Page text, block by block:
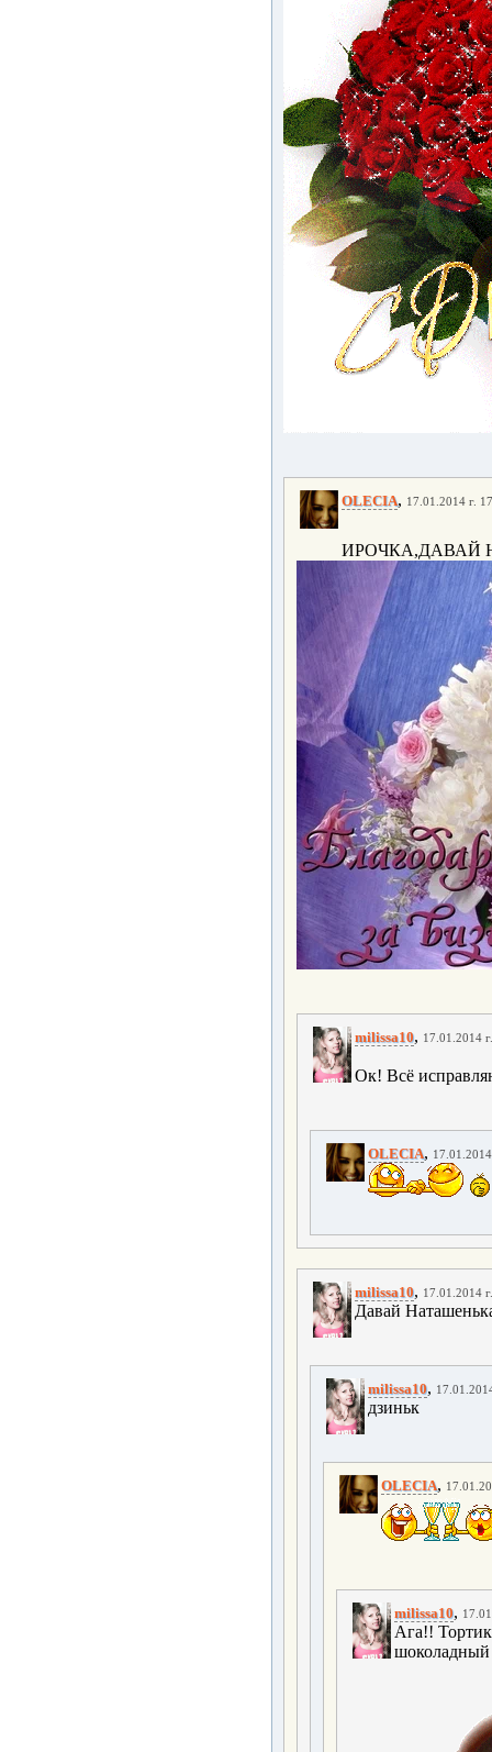
OLECIA, 17.01.2014 г.
ИРОЧКА,ДАВАЙ
milissa10, 17.01.2014
Ок! Всё
OLECIA,
milissa10, 17.01.2014
Давай
milissa10,
дзиньк
OLECIA,
milissa10,
Ага!!
шоколадный